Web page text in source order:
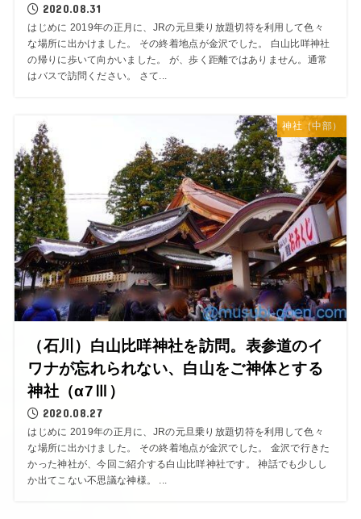
2020.08.31
はじめに 2019年の正月に、JRの元旦乗り放題切符を利用して色々
な場所に出かけました。 その終着地点が金沢でした。 白山比咩神社
の帰りに歩いて向かいました。 が、歩く距離ではありません。通常
はバスで訪問ください。 さて...
神社（中部）
（石川）白山比咩神社を訪問。表参道のイ
ワナが忘れられない、白山をご神体とする
神社（α7Ⅲ）
2020.08.27
はじめに 2019年の正月に、JRの元旦乗り放題切符を利用して色々
な場所に出かけました。 その終着地点が金沢でした。 金沢で行きた
かった神社が、今回ご紹介する白山比咩神社です。 神話でも少しし
か出てこない不思議な神様。 ...